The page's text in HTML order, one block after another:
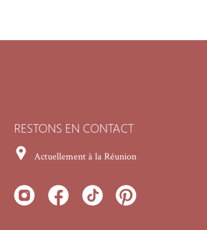
RESTONS EN CONTACT
Actuellement à la Réunion